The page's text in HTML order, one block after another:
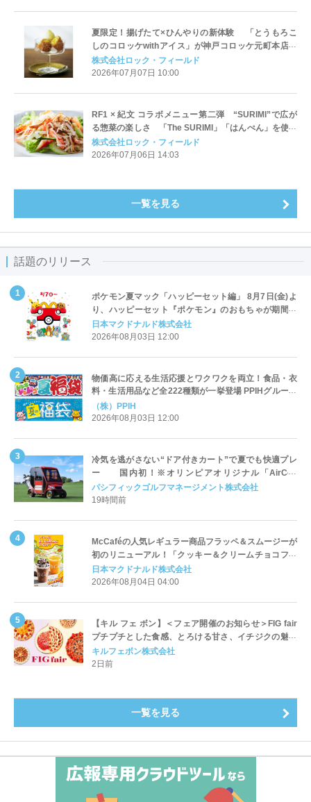
夏限定！揚げたて×ひんやりの新体験 「とうもろこ
しのコロッケwithアイス」が神戸コロッケ元町本店に
登場
株式会社ロック・フィールド
2026年07月07日 10:00
RF1 × 紀文 コラボメニュー第二弾 “SURIMI”で広が
る惣菜の楽しさ 「The SURIMI」「はんぺん」を使っ
たサラダ＆フライ 7月16日より期間限定販売
株式会社ロック・フィールド
2026年07月06日 14:03
一覧を見る
話題のリリース
ポケモン夏マック「ハッピーセット編」 8月7日(金)よ
り、ハッピーセット『ポケモン』のおもちゃが期間限
定登場
日本マクドナルド株式会社
2026年08月03日 12:00
物価高に応える生活応援とワクワクを両立！食品・衣
料・生活用品など全222種類が一挙登場 PPIHグループ
「夏福袋」＆セール 8月6日(木)より順次スタート
（株）PPIH
2026年08月03日 12:00
冷気を逃がさない“ドア付きカート”で夏でも快適プレ
ー 国内初！※オリンピアオリジナル「AirCon
Cart（エアコンカート）」導入 | ＰＧＭ
パシフィックゴルフマネージメント株式会社
19時間前
McCaféの人気レギュラー商品フラッペ＆スムージーが
初のリニューアル！「クッキー＆クリームチョコフラ
ッペ」「マンゴースムージー」8月5日（水）から販売
開始
日本マクドナルド株式会社
2026年08月04日 04:00
【キル フェ ボン】＜フェア開催のお知らせ＞FIG fair
プチプチとした食感、とろける甘さ、イチジクの魅力
をたっぷりと。新作を含め、イチジク尽くしの全4種が
登場8月20日（木）スタート
キルフェボン株式会社
2日前
一覧を見る